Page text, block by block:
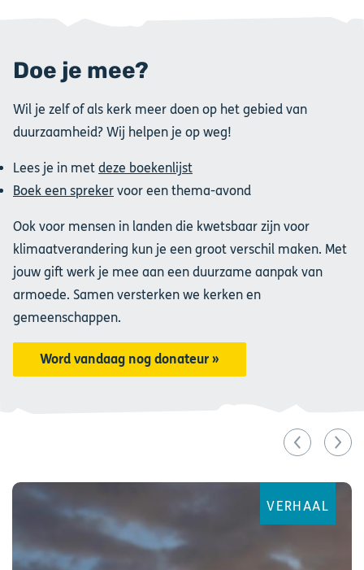
Doe je mee?
Wil je zelf of als kerk meer doen op het gebied van
duurzaamheid? Wij helpen je op weg!
Lees je in met deze boekenlijst
Boek een spreker voor een thema-avond
Ook voor mensen in landen die kwetsbaar zijn voor
klimaatverandering kun je een groot verschil maken. Met
jouw gift werk je mee aan een duurzame aanpak van
armoede. Samen versterken we kerken en
gemeenschappen.
Word vandaag nog donateur »
VERHAAL